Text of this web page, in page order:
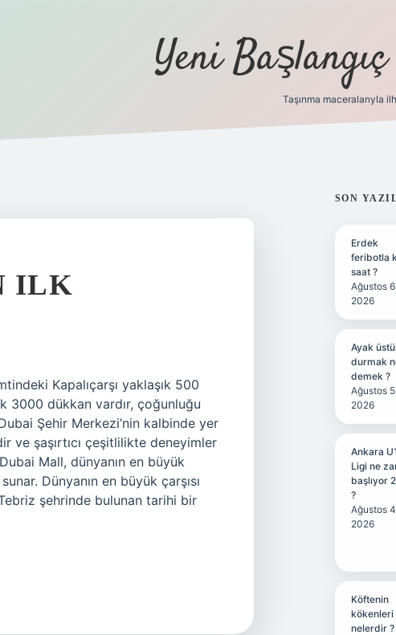
Yeni
Taşınma maceralarıyla
ILK
Kapalıçarşı yaklaşık 500
3000 dükkan vardır, çoğunluğu
Şehir Merkezi’nin kalbinde yer
ve şaşırtıcı çeşitlilikte deneyimler
Mall, dünyanın en büyük
Dünyanın en büyük çarşısı
SON
Erdek
feribotla
saat ?
Ağustos
2026
Ayak
durmak
demek ?
Ağustos
2026
Ankara
Ligi ne
başlıyor
?
Ağustos
2026
Köftenin
kökenleri
nelerdir ?